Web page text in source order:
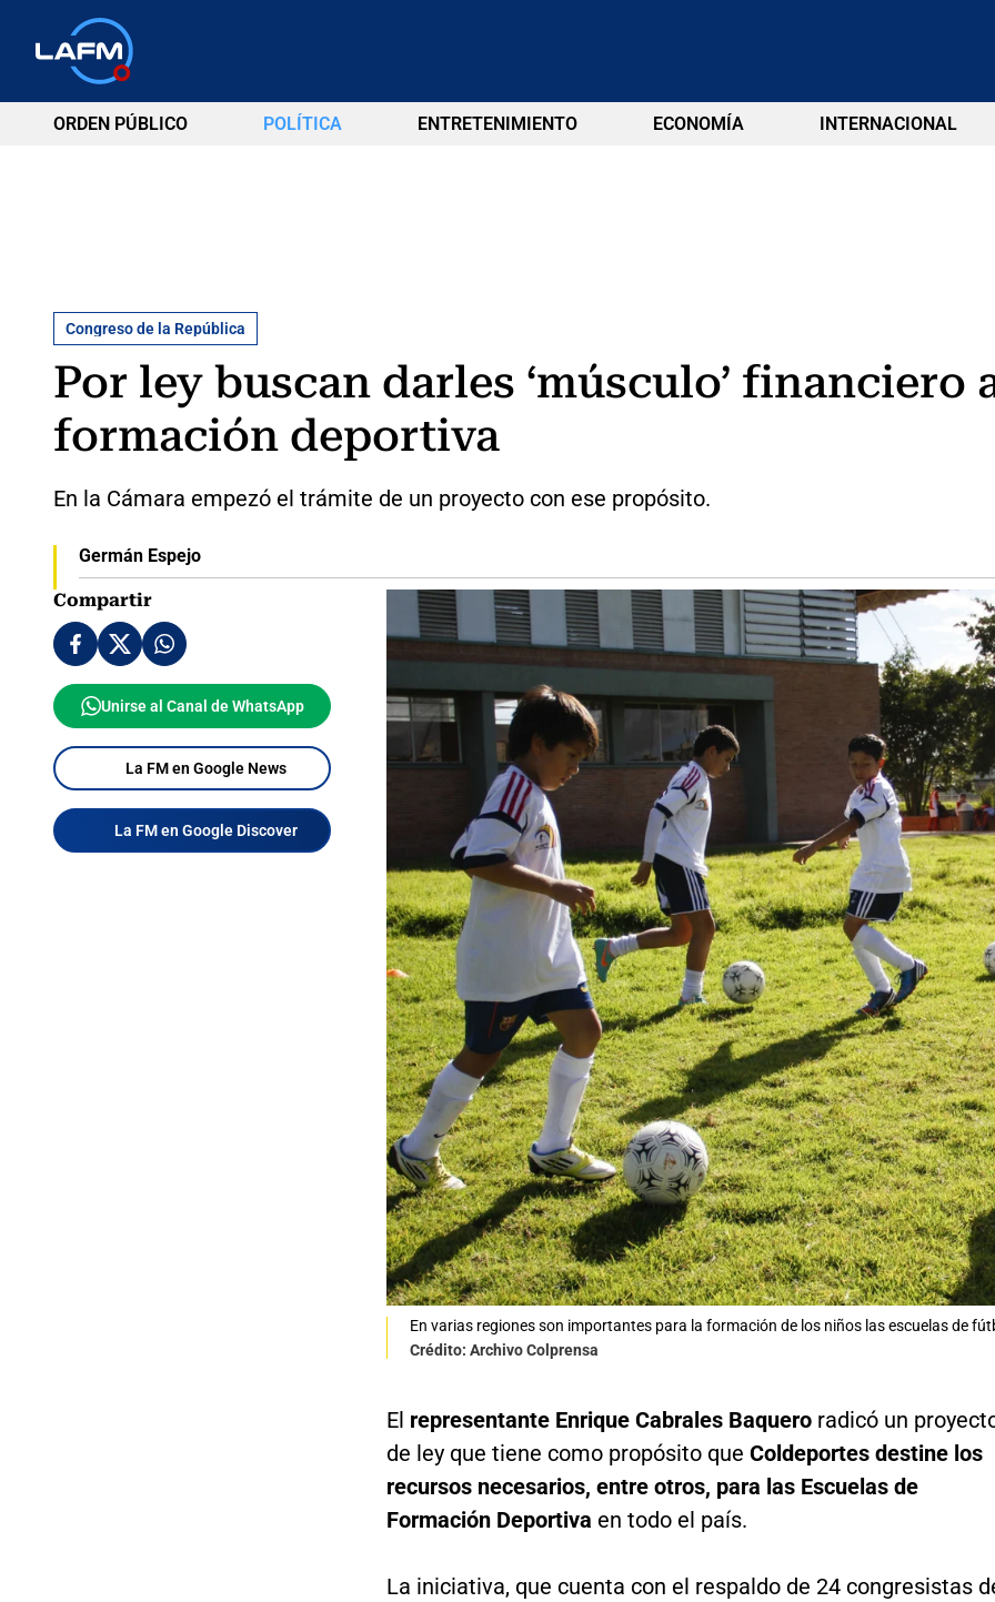
ORDEN PÚBLICO POLÍTICA ENTRETENIMIENTO ECONOMÍA INTERNACIONAL
Congreso de la República
Por ley buscan darles ‘músculo’ financiero
formación deportiva
En la Cámara empezó el trámite de un proyecto con ese propósito.
Germán Espejo
Compartir
Unirse al Canal de WhatsApp
La FM en Google News
La FM en Google Discover
En varias regiones son importantes para la formación de los niños las escuelas de
Crédito: Archivo Colprensa
El representante Enrique Cabrales Baqueroradicó un
de ley que tiene como propósito que Coldeportes destine los
recursos necesarios, entre otros, para las Escuelas de
Formación Deportiva en todo el país.
La iniciativa, que cuenta con el respaldo de 24 congresistas